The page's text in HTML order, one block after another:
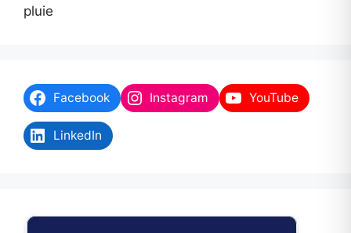
pluie
Facebook Instagram YouTube
LinkedIn